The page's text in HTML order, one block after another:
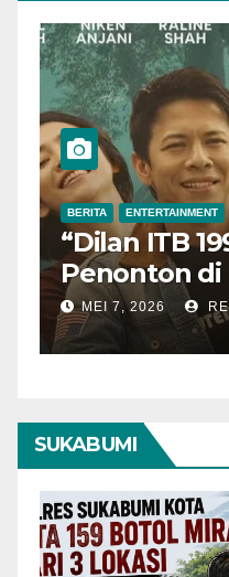
BERITA ENTERTAINMENT
“Dilan ITB
Penonton di
Pengamat
Kurang Kuat
MEI 7, 2026
SUKABUMI